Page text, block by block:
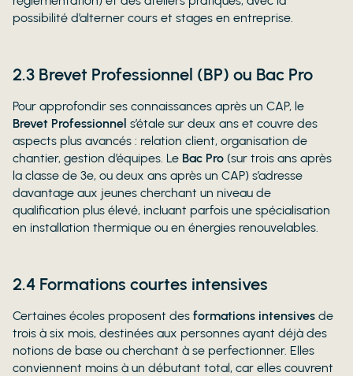
possibilité d’alterner cours et stages en entreprise.
2.3 Brevet Professionnel (BP) ou Bac Pro
Pour approfondir ses connaissances après un CAP, le
Brevet Professionnel s’étale sur deux ans et couvre des
aspects plus avancés : relation client, organisation de
chantier, gestion d’équipes. Le Bac Pro (sur trois ans après
la classe de 3e, ou deux ans après un CAP) s’adresse
davantage aux jeunes cherchant un niveau de
qualification plus élevé, incluant parfois une spécialisation
en installation thermique ou en énergies renouvelables.
2.4 Formations courtes intensives
Certaines écoles proposent des formations intensives de
trois à six mois, destinées aux personnes ayant déjà des
notions de base ou cherchant à se perfectionner. Elles
conviennent moins à un débutant total, car elles couvrent